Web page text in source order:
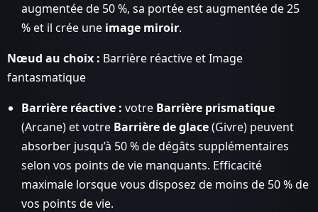
augmentée de 50 %, sa portée est augmentée de 25
% et il crée une image miroir.
Nœud au choix : Barrière réactive et Image
fantasmatique
Barrière réactive : votre Barrière prismatique
(Arcane) et votre Barrière de glace(Givre) peuvent
absorber jusqu’à 50 % de dégâts supplémentaires
selon vos points de vie manquants. Efficacité
maximale lorsque vous disposez de moins de 50 % de
vos points de vie.